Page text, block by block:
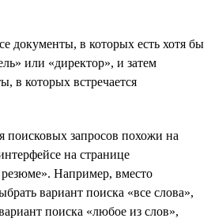
документы, в которых есть хотя бы
или «директор», и затем
в которых встречается
поисковых запросов похожи на
на странице
Например, вместо
вариант поиска «все слова»,
поиска «любое из слов»,